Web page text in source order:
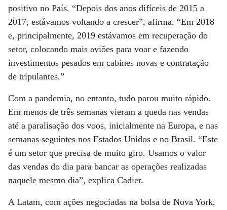
positivo no País. “Depois dos anos difíceis de 2015 a
2017, estávamos voltando a crescer”, afirma. “Em 2018
e, principalmente, 2019 estávamos em recuperação do
setor, colocando mais aviões para voar e fazendo
investimentos pesados em cabines novas e contratação
de tripulantes.”
Com a pandemia, no entanto, tudo parou muito rápido.
Em menos de três semanas vieram a queda nas vendas
até a paralisação dos voos, inicialmente na Europa, e nas
semanas seguintes nos Estados Unidos e no Brasil. “Este
é um setor que precisa de muito giro. Usamos o valor
das vendas do dia para bancar as operações realizadas
naquele mesmo dia”, explica Cadier.
A Latam, com ações negociadas na bolsa de Nova York,